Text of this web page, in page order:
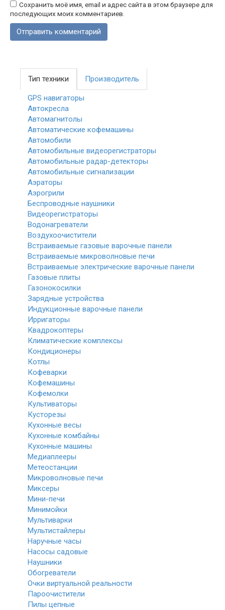
Сохранить моё имя, email и адрес сайта в этом браузере для
последующих моих комментариев.
Тип техники Производитель
GPS навигаторы
Автокресла
Автомагнитолы
Автоматические кофемашины
Автомобили
Автомобильные видеорегистраторы
Автомобильные радар-детекторы
Автомобильные сигнализации
Аэраторы
Аэрогрили
Беспроводные наушники
Видеорегистраторы
Водонагреватели
Воздухоочистители
Встраиваемые газовые варочные панели
Встраиваемые микроволновые печи
Встраиваемые электрические варочные панели
Газовые плиты
Газонокосилки
Зарядные устройства
Индукционные варочные панели
Ирригаторы
Квадрокоптеры
Климатические комплексы
Кондиционеры
Котлы
Кофеварки
Кофемашины
Кофемолки
Культиваторы
Кусторезы
Кухонные весы
Кухонные комбайны
Кухонные машины
Медиаплееры
Метеостанции
Микроволновые печи
Миксеры
Мини-печи
Минимойки
Мультиварки
Мультистайлеры
Наручные часы
Насосы садовые
Наушники
Обогреватели
Очки виртуальной реальности
Пароочистители
Пилы цепные